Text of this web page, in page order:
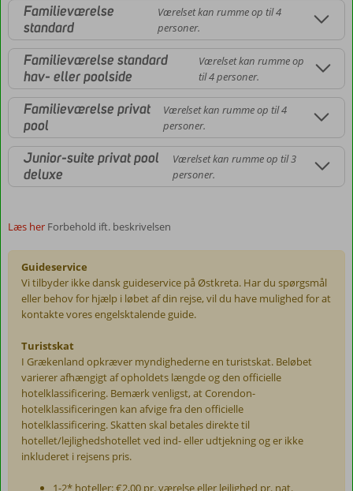
Familieværelse
standard
Værelset kan rumme op til 4
personer.
Familieværelse standard
hav- eller poolside
Værelset kan rumme op
til 4 personer.
Familieværelse privat
pool
Værelset kan rumme op til 4
personer.
Junior-suite privat pool
deluxe
Værelset kan rumme op til 3
personer.
Læs her Forbehold ift. beskrivelsen
Guideservice
Vi tilbyder ikke dansk guideservice på Østkreta. Har du spørgsmål
eller behov for hjælp i løbet af din rejse, vil du have mulighed for at
kontakte vores engelsktalende guide.
Turistskat
I Grækenland opkræver myndighederne en turistskat. Beløbet
varierer afhængigt af opholdets længde og den officielle
hotelklassificering. Bemærk venligst, at Corendon-
hotelklassificeringen kan afvige fra den officielle
hotelklassificering. Skatten skal betales direkte til
hotellet/lejlighedshotellet ved ind- eller udtjekning og er ikke
inkluderet i rejsens pris.
1-2* hoteller: €2,00 pr. værelse eller lejlighed pr. nat.